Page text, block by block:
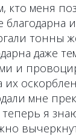
кто меня
тонны
даже
и
мне
я